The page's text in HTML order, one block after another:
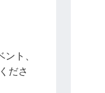
ト、
ださ